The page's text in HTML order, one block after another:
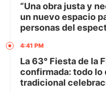
“Una obra justa y
un nuevo espacio
personas del
4:41 PM
La 63° Fiesta de la
confirmada: todo lo
tradicional